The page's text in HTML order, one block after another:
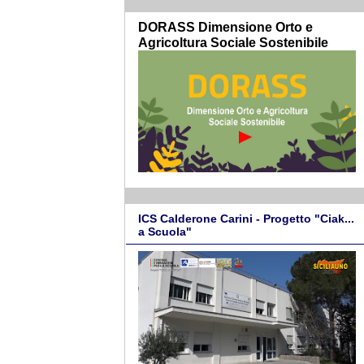
DORASS Dimensione Orto e
Agricoltura Sociale Sostenibile
ICS Calderone Carini - Progetto "Ciak...
a Scuola"